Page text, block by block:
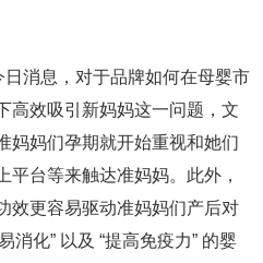
日消息，对于品牌如何在母婴市
高效吸引新妈妈这一问题，文
妈妈们孕期就开始重视和她们
平台等来触达准妈妈。此外，
效更容易驱动准妈妈们产后对
消化” 以及 “提高免疫力” 的婴